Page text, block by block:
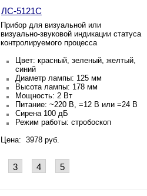
ЛС-5121С
Прибор для визуальной или
визуально-звуковой индикации статуса
контролируемого процесса
Цвет: красный, зеленый, желтый,
синий
Диаметр лампы: 125 мм
Высота лампы: 178 мм
Мощность: 2 Вт
Питание: ~220 В, =12 В или =24 В
Сирена 100 дБ
Режим работы: стробоскоп
Цена: 3978 руб.
3 4 5